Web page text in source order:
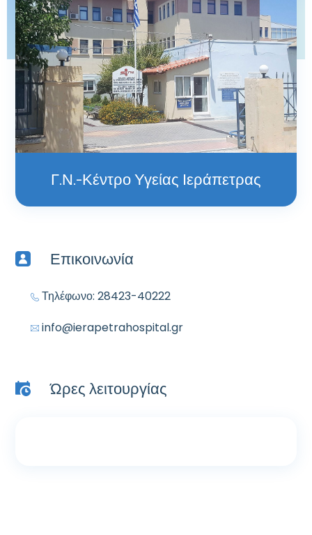
Γ.Ν.-Κέντρο Υγείας Ιεράπετρας
Επικοινωνία
Τηλέφωνο: 28423-40222
info@ierapetrahospital.gr
Ώρες λειτουργίας